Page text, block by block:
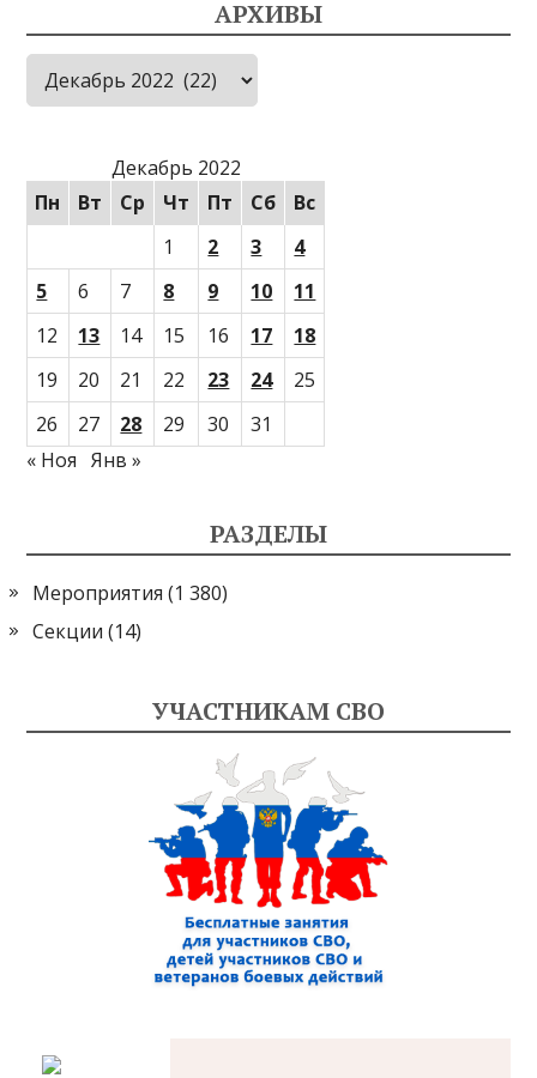
АРХИВЫ
Архивы
Декабрь 2022
Пн
Вт Ср Чт Пт Сб
Вс
1
2 3
4
5
6 7 8 9 10
11
12
13 14 15 16 17
18
19
20 21 22 23 24
25
26
27 28 29 30
31
« Ноя
Янв »
РАЗДЕЛЫ
Мероприятия (1 380)
Секции (14)
УЧАСТНИКАМ СВО